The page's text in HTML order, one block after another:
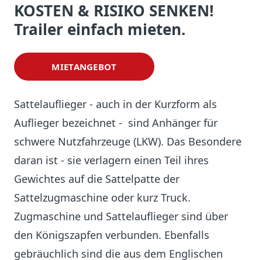
KOSTEN & RISIKO SENKEN!
Trailer einfach mieten.
MIETANGEBOT
Sattelauflieger - auch in der Kurzform als
Auflieger bezeichnet - sind Anhänger für
schwere Nutzfahrzeuge (LKW). Das Besondere
daran ist - sie verlagern einen Teil ihres
Gewichtes auf die Sattelpatte der
Sattelzugmaschine oder kurz Truck.
Zugmaschine und Sattelauflieger sind über
den Königszapfen verbunden. Ebenfalls
gebräuchlich sind die aus dem Englischen